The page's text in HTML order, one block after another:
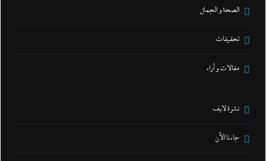
الصحة و الجمال
تحقيقات
مقالات و أراء
نشرة لايف
جاءنا الآن